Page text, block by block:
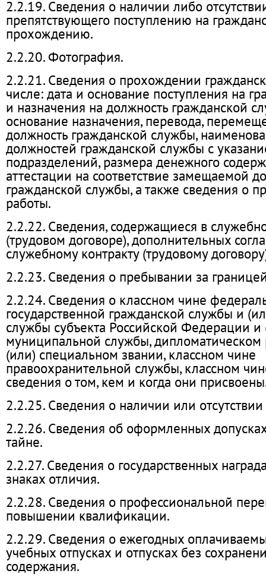
2.2.19. Сведения о наличии либо
препятствующего поступлению на
прохождению.
2.2.20. Фотография.
2.2.21. Сведения о прохождении
числе: дата и основание поступления на
и назначения на должность гражданской
основание назначения, перевода,
должность гражданской службы,
должностей гражданской службы с
подразделений, размера денежного
аттестации на соответствие замещаемой
гражданской службы, а также сведения о
работы.
2.2.22. Сведения, содержащиеся в
(трудовом договоре), дополнительных
служебному контракту (трудовому
2.2.23. Сведения о пребывании за
2.2.24. Сведения о классном чине
государственной гражданской службы и
службы субъекта Российской Федерации и
муниципальной службы, дипломатическом
(или) специальном звании, классном чине
правоохранительной службы, классном
сведения о том, кем и когда они
2.2.25. Сведения о наличии или
2.2.26. Сведения об оформленных
тайне.
2.2.27. Сведения о государственных
знаках отличия.
2.2.28. Сведения о профессиональной
повышении квалификации.
2.2.29. Сведения о ежегодных
учебных отпусках и отпусках без
содержания.